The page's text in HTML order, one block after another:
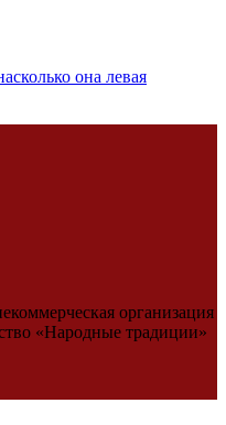
она левая
организация
«Народные традиции»